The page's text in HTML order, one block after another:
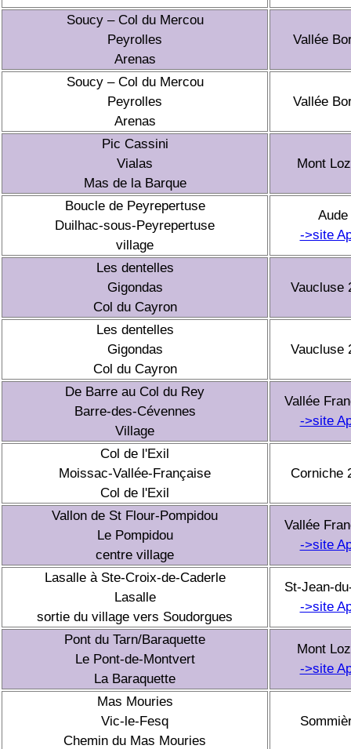
Soucy – Col du Mercou
Peyrolles
Arenas
Vallée
Soucy – Col du Mercou
Peyrolles
Arenas
Vallée
Pic Cassini
Vialas
Mas de la Barque
Mont
Boucle de Peyrepertuse
Duilhac-sous-Peyrepertuse
village
Aude
->site
Les dentelles
Gigondas
Col du Cayron
Vaucluse
Les dentelles
Gigondas
Col du Cayron
Vaucluse
De Barre au Col du Rey
Barre-des-Cévennes
Village
Vallée
->site
Col de l'Exil
Moissac-Vallée-Française
Col de l'Exil
Corniche
Vallon de St Flour-Pompidou
Le Pompidou
centre village
Vallée
->site
Lasalle à Ste-Croix-de-Caderle
Lasalle
sortie du village vers Soudorgues
St-Jean-
->site
Pont du Tarn/Baraquette
Le Pont-de-Montvert
La Baraquette
Mont
->site
Mas Mouries
Vic-le-Fesq
Chemin du Mas Mouries